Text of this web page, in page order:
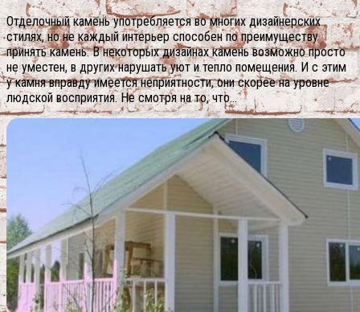
Отделочный камень употребляется во многих дизайнерских
стилях, но не каждый интерьер способен по преимуществу
принять камень. В некоторых дизайнах камень возможно просто
не уместен, в других нарушать уют и тепло помещения. И с этим
у камня вправду имеется неприятности, они скорее на уровне
людской восприятия. Не смотря на то, что...